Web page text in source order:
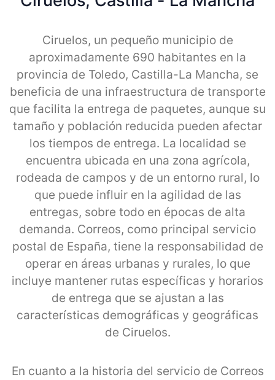
Ciruelos, un pequeño municipio de
aproximadamente 690 habitantes en la
provincia de Toledo, Castilla-La Mancha, se
beneficia de una infraestructura de transporte
que facilita la entrega de paquetes, aunque su
tamaño y población reducida pueden afectar
los tiempos de entrega. La localidad se
encuentra ubicada en una zona agrícola,
rodeada de campos y de un entorno rural, lo
que puede influir en la agilidad de las
entregas, sobre todo en épocas de alta
demanda. Correos, como principal servicio
postal de España, tiene la responsabilidad de
operar en áreas urbanas y rurales, lo que
incluye mantener rutas específicas y horarios
de entrega que se ajustan a las
características demográficas y geográficas
de Ciruelos.
En cuanto a la historia del servicio de Correos